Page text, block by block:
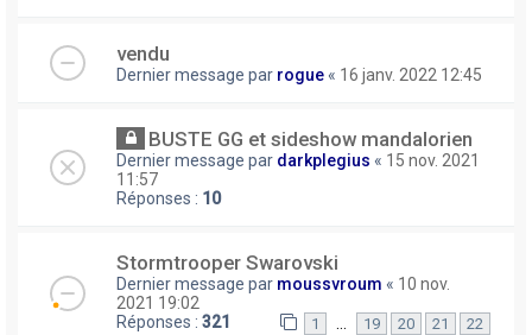
vendu
Dernier message par rogue « 16 janv. 2022 12:45
BUSTE GG et sideshow mandalorien
Dernier message par darkplegius « 15 nov. 2021
11:57
Réponses : 10
Stormtrooper Swarovski
Dernier message par moussvroum « 10 nov.
2021 19:02
Réponses : 321 1 … 19 20 21 22